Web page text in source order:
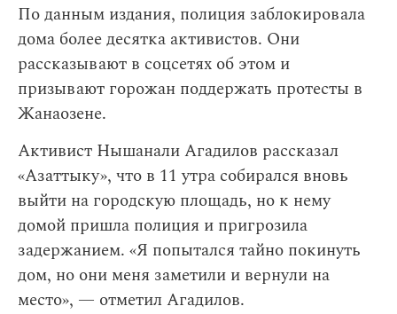
По данным издания, полиция заблокировала
дома более десятка активистов. Они
рассказывают в соцсетях об этом и
призывают горожан поддержать протесты в
Жанаозене.
Активист Нышанали Агадилов рассказал
«Азаттыку», что в 11 утра собирался вновь
выйти на городскую площадь, но к нему
домой пришла полиция и пригрозила
задержанием. «Я попытался тайно покинуть
дом, но они меня заметили и вернули на
место», — отметил Агадилов.